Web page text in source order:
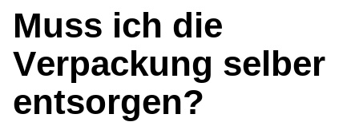
Muss ich die
Verpackung selber
entsorgen?